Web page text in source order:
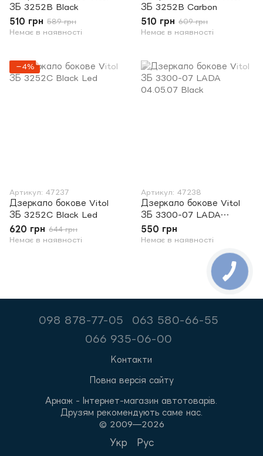
ЗБ 3252B Black
510 грн 589 грн
Немає в наявності
ЗБ 3252B Carbon
510 грн 609 грн
Немає в наявності
−4%
Артикул: 47237
Дзеркало бокове Vitol
ЗБ 3252C Black Led
620 грн 644 грн
Немає в наявності
Артикул: 47238
Дзеркало бокове Vitol
ЗБ 3300-07 LADA
04.05.07 Black
550 грн
Немає в наявності
098 878-77-05
063 580-66-55
066 935-06-00
Контакти
Повна версія сайту
Арнаж - Інтернет-магазин автотоварів.
Друзям рекомендують саме нас.
© 2009—2026
Укр Рус